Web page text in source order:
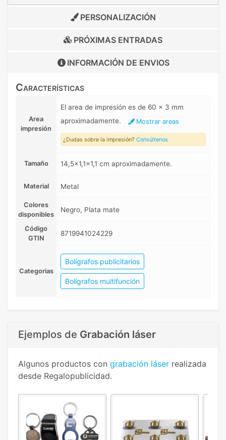
PERSONALIZACIÓN
PRÓXIMAS ENTRADAS
INFORMACIÓN DE ENVIOS
Características
Area
impresión
El area de impresión es de 60 x 3 mm
aproximadamente.
Mostrar areas
¿Dudas sobre la impresión? Consúltenos
Tamaño 14,5x1,1x1,1 cm aproximadamente.
Material Metal
Colores
disponibles
Negro, Plata mate
Código
GTIN
8719941024229
Categorias
Bolígrafos publicitarios
Bolígrafos multifunción
Ejemplos de Grabación láser
Algunos productos con grabación láser realizada
desde Regalopublicidad.